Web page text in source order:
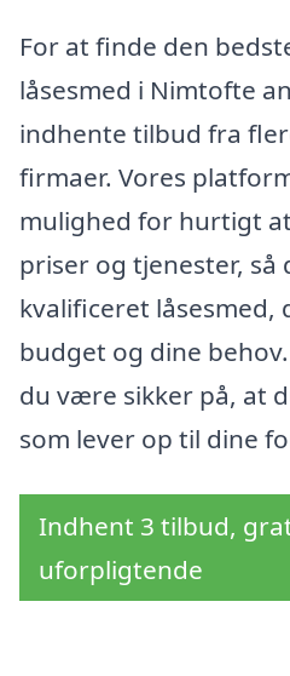
For at finde den
låsesmed i Nimtofte
indhente tilbud fra
firmaer. Vores
mulighed for hurtigt
priser og tjenester, så
kvalificeret låsesmed,
budget og dine
du være sikker på, at
som lever op til dine
Indhent 3 tilbud,
uforpligtende